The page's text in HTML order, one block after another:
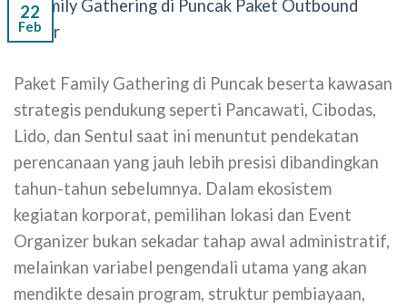
22
Feb
Paket Family Gathering di Puncak beserta kawasan
strategis pendukung seperti Pancawati, Cibodas,
Lido, dan Sentul saat ini menuntut pendekatan
perencanaan yang jauh lebih presisi dibandingkan
tahun-tahun sebelumnya. Dalam ekosistem
kegiatan korporat, pemilihan lokasi dan Event
Organizer bukan sekadar tahap awal administratif,
melainkan variabel pengendali utama yang akan
mendikte desain program, struktur pembiayaan,